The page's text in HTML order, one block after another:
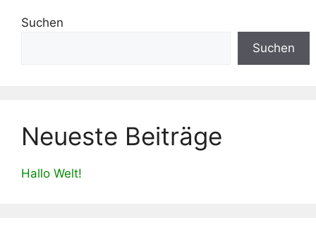
Suchen
Suchen
Neueste Beiträge
Hallo Welt!